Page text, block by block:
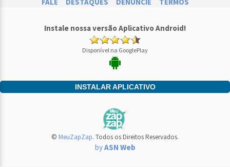
Instale nossa versão Aplicativo Android!
Disponível na GooglePlay
INSTALAR APLICATIVO
© MeuZapZap. Todos os Direitos Reservados.
byASN Web